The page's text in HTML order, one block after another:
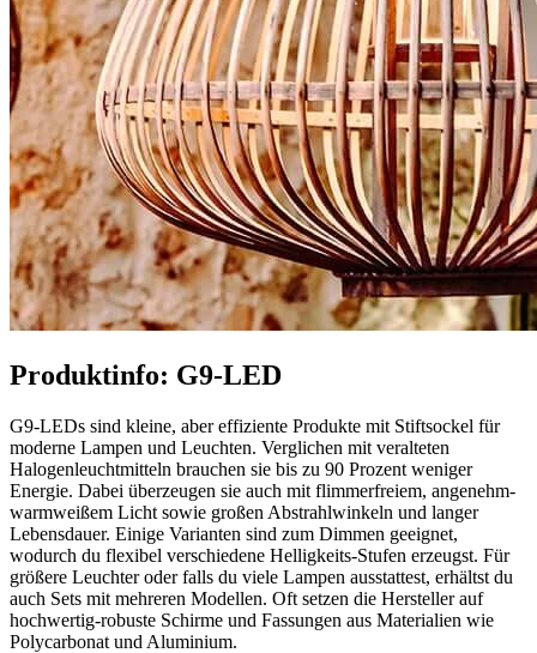
Produktinfo: G9-LED
G9-LEDs sind kleine, aber effiziente Produkte mit Stiftsockel für
moderne Lampen und Leuchten. Verglichen mit veralteten
Halogenleuchtmitteln brauchen sie bis zu 90 Prozent weniger
Energie. Dabei überzeugen sie auch mit flimmerfreiem, angenehm-
warmweißem Licht sowie großen Abstrahlwinkeln und langer
Lebensdauer. Einige Varianten sind zum Dimmen geeignet,
wodurch du flexibel verschiedene Helligkeits-Stufen erzeugst. Für
größere Leuchter oder falls du viele Lampen ausstattest, erhältst du
auch Sets mit mehreren Modellen. Oft setzen die Hersteller auf
hochwertig-robuste Schirme und Fassungen aus Materialien wie
Polycarbonat und Aluminium.